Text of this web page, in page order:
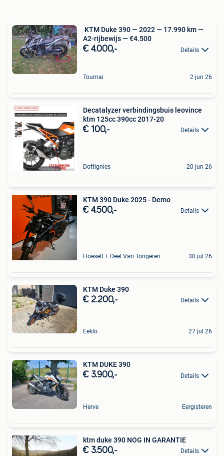
️ KTM Duke 390 — 2022 — 17.990 km —
A2-rijbewijs — €4.500
€ 4.000,- Details
Tournai 2 jun 26
Decatalyzer verbindingsbuis leovince
ktm 125cc 390cc 2017-20
€ 100,- Details
Dottignies 20 jun 26
KTM 390 Duke 2025 - Demo
€ 4.500,- Details
Hoeselt + Deel Van Tongeren 30 jul 26
KTM Duke 390
€ 2.200,- Details
Eeklo 27 jul 26
KTM DUKE 390
€ 3.900,- Details
Herve Eergisteren
ktm duke 390 NOG IN GARANTIE
€ 3.500,- Details